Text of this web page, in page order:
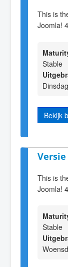
This is
Joomla!
Stable
Bekijk
Versie
This is
Joomla!
Stable